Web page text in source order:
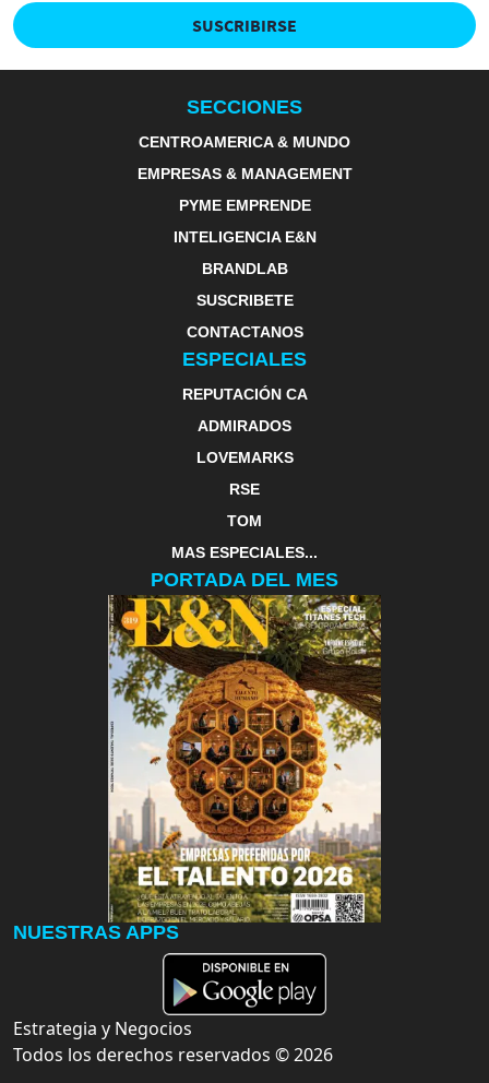
SUSCRIBIRSE
SECCIONES
CENTROAMERICA & MUNDO
EMPRESAS & MANAGEMENT
PYME EMPRENDE
INTELIGENCIA E&N
BRANDLAB
SUSCRIBETE
CONTACTANOS
ESPECIALES
REPUTACIÓN CA
ADMIRADOS
LOVEMARKS
RSE
TOM
MAS ESPECIALES...
PORTADA DEL MES
NUESTRAS APPS
Estrategia y Negocios
Todos los derechos reservados ©2026